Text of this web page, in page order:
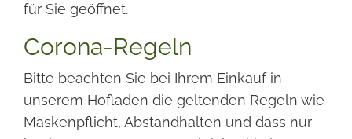
für Sie geöffnet.
Corona-Regeln
Bitte beachten Sie bei Ihrem Einkauf in
unserem Hofladen die geltenden Regeln wie
Maskenpflicht, Abstandhalten und dass nur